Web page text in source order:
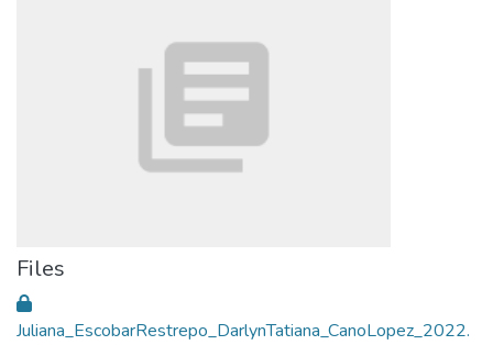
Files
Juliana_EscobarRestrepo_DarlynTatiana_CanoLopez_2022.